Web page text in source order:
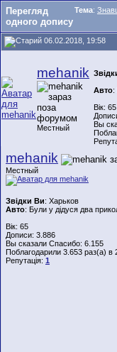
Тема:
Перегляд
одного допису
06.02.2018, 19:58
mehanik
Местный
Авто:
Вік: 65
Вы
mehanik
Местный
Звідки Ви: Харьков
Авто: Були у дідуся два
Вік: 65
Дописи: 3.886
Вы сказали Спасибо: 6.155
Поблагодарили 3.653 раз(а) в
Репутація: 1